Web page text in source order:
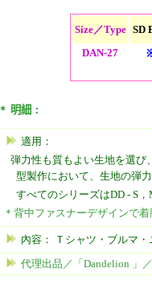
Size／Type SD
DAN-27
＊ 明細 ：
適用：
弾力性も質もよい生地を選び
型製作において、生地の弾
すべてのシリーズはDD - S
＊背中ファスナーデザインで
內容：
Ｔシャツ・ブルマ
代理出品／「Dandelion 」